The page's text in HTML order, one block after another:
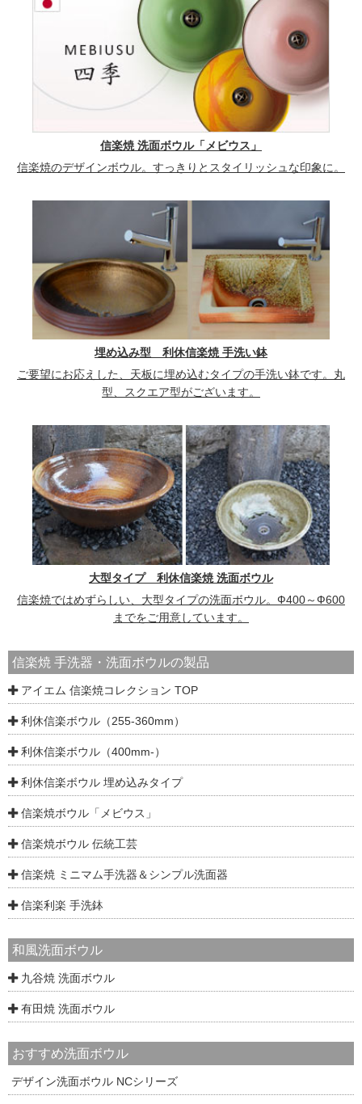
信楽焼 洗面ボウル「メビウス」
信楽焼のデザインボウル。すっきりとスタイリッシュな印象に。
埋め込み型 利休信楽焼 手洗い鉢
ご要望にお応えした、天板に埋め込むタイプの手洗い鉢です。丸
型、スクエア型がございます。
大型タイプ 利休信楽焼 洗面ボウル
信楽焼ではめずらしい、大型タイプの洗面ボウル。Ф400～Ф600
までをご用意しています。
信楽焼 手洗器・洗面ボウルの製品
アイエム 信楽焼コレクション TOP
利休信楽ボウル（255-360mm）
利休信楽ボウル（400mm-）
利休信楽ボウル 埋め込みタイプ
信楽焼ボウル「メビウス」
信楽焼ボウル 伝統工芸
信楽焼 ミニマム手洗器＆シンプル洗面器
信楽利楽 手洗鉢
和風洗面ボウル
九谷焼 洗面ボウル
有田焼 洗面ボウル
おすすめ洗面ボウル
デザイン洗面ボウル NCシリーズ